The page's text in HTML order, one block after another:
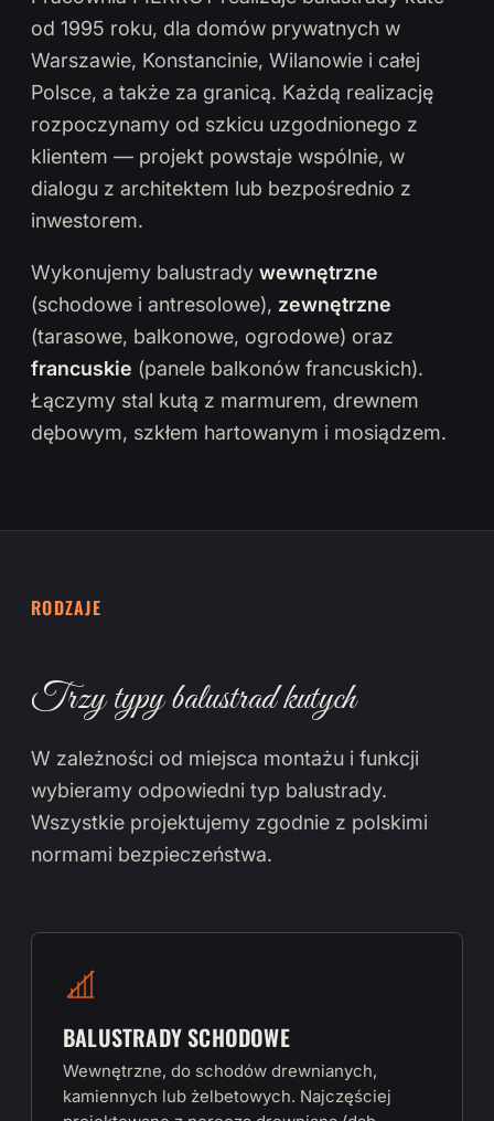
od 1995 roku, dla domów prywatnych w
Warszawie, Konstancinie, Wilanowie i całej
Polsce, a także za granicą. Każdą realizację
rozpoczynamy od szkicu uzgodnionego z
klientem — projekt powstaje wspólnie, w
dialogu z architektem lub bezpośrednio z
inwestorem.
Wykonujemy balustrady wewnętrzne
(schodowe i antresolowe), zewnętrzne
(tarasowe, balkonowe, ogrodowe) oraz
francuskie (panele balkonów francuskich).
Łączymy stal kutą z marmurem, drewnem
dębowym, szkłem hartowanym i mosiądzem.
RODZAJE
Trzy typy balustrad kutych
W zależności od miejsca montażu i funkcji
wybieramy odpowiedni typ balustrady.
Wszystkie projektujemy zgodnie z polskimi
normami bezpieczeństwa.
BALUSTRADY SCHODOWE
Wewnętrzne, do schodów drewnianych,
kamiennych lub żelbetowych. Najczęściej